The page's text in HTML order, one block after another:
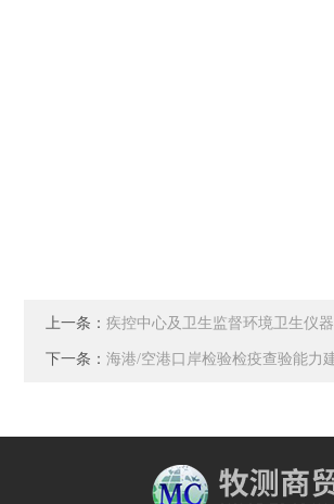
上一条：疾控中心及卫生监督环境卫生仪
下一条：海港/空港口岸检验检疫查验能力